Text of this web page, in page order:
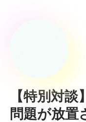
【特別対
問題が放置